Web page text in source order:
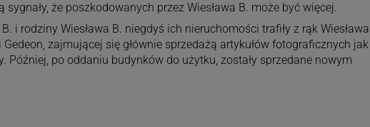
sygnały, że poszkodowanych przez Wiesława B. może być więcej.
i rodziny Wiesława B. niegdyś ich nieruchomości trafiły z rąk Wiesława
Gedeon, zajmującej się głównie sprzedażą artykułów fotograficznych jak
Później, po oddaniu budynków do użytku, zostały sprzedane nowym